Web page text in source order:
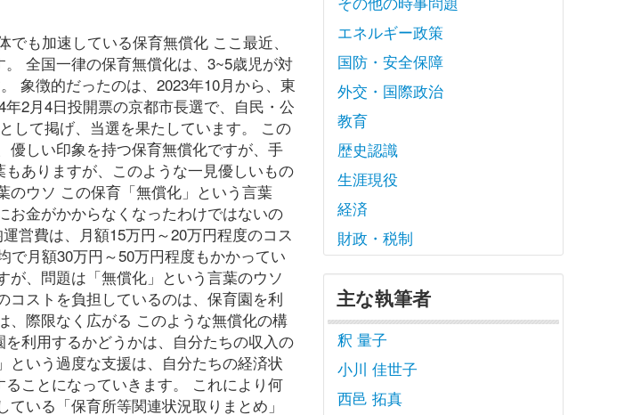
も加速している保育無償化 ここ最近、
全国一律の保育無償化は、3~5歳児が対
象徴的だったのは、2023年10月から、東
2月4日投開票の京都市長選で、自民・公
して掲げ、当選を果たしています。 この
優しい印象を持つ保育無償化ですが、手
ありますが、このような一見優しいもの
ウソ この保育「無償化」という言葉
お金がかからなくなったわけではないの
営費は、月額15万円～20万円程度のコス
で月額30万円～50万円程度もかかってい
、問題は「無償化」という言葉のウソ
ストを負担しているのは、保育園を利
際限なく広がる このような無償化の構
利用するかどうかは、自分たちの収入の
いう過度な支援は、自分たちの経済状
ことになっていきます。 これにより何
いる「保育所等関連状況取りまとめ」
エネルギー政策
国防・安全保障
外交・国際政治
教育
歴史認識
生涯現役
経済
財政・税制
主な執筆者
釈 量子
小川 佳世子
西邑 拓真